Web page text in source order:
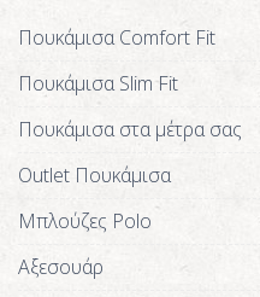
Πουκάμισα Comfort Fit
Πουκάμισα Slim Fit
Πουκάμισα στα μέτρα σας
Outlet Πουκάμισα
Μπλούζες Polo
Αξεσουάρ